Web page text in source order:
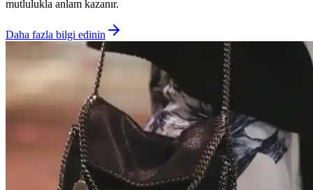
mutlulukla anlam kazanır.
Daha fazla bilgi edinin